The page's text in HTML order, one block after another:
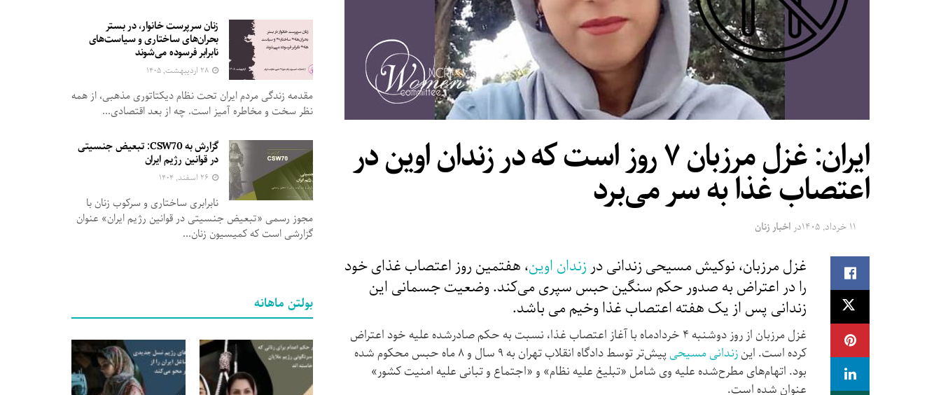
ایران: غزل مرزبان ۷ روز است که در زندان اوین در
اعتصاب غذا به سر می‌برد
۱۱ خرداد, ۱۴۰۵ در اخبار زنان
غزل مرزبان، نوکیش مسیحی زندانی در زندان اوین، هفتمین روز اعتصاب غذای خود
را در اعتراض به صدور حکم سنگین حبس سپری می‌کند. وضعیت جسمانی این
زندانی پس از یک هفته اعتصاب غذا وخیم می باشد.
غزل مرزبان از روز دوشنبه ۴ خردادماه با آغاز اعتصاب غذا، نسبت به حکم صادرشده علیه خود اعتراض
کرده است. اینزندانی مسیحی
پیش‌تر توسط دادگاه انقلاب تهران به ۹ سال و ۸ ماه حبس محکوم شده
بود. اتهام‌های مطرح‌شده علیه وی شامل «تبلیغ علیه نظام» و «اجتماع و تبانی علیه امنیت کشور»
عنوان شده است.
زنان سرپرست خانوار، در بستر
بحران‌های ساختاری و سیاست‌های
نابرابر فرسوده می‌شوند
مقدمه زندگی مردم ایران تحت نظام دیکتاتوری مذهبی، از همه
نظر سخت و مخاطره آمیز است. چه از بعد اقتصادی...
گزارش به CSW70: تبعیض جنسیتی
در قوانین رژیم ایران
نابرابری ساختاری و سرکوب زنان با
مجوز رسمی «تبعیض جنسیتی در قوانین رژیم ایران» عنوان
گزارشی است که کمیسیون زنان...
بولتن ماهانه